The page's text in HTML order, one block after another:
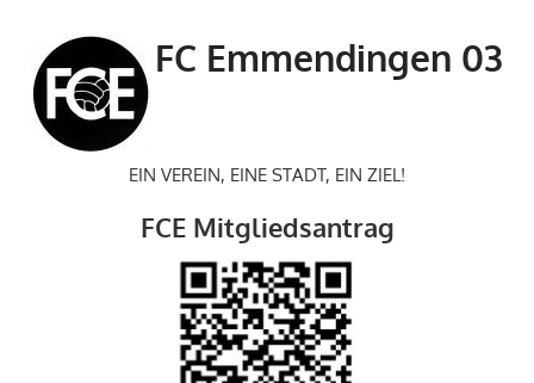
springen
FC Emmendingen 03
EIN VEREIN, EINE STADT, EIN ZIEL!
FCE Mitgliedsantrag